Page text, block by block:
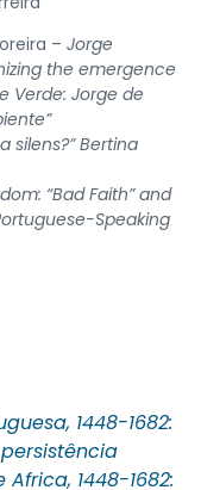
– Jorge
the emergence
Verde: Jorge de
silens?”Bertina
“Bad Faith” and
Speaking
1448-1682:
1448-1682: